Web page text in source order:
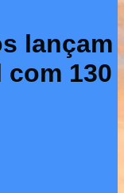
lançam
130